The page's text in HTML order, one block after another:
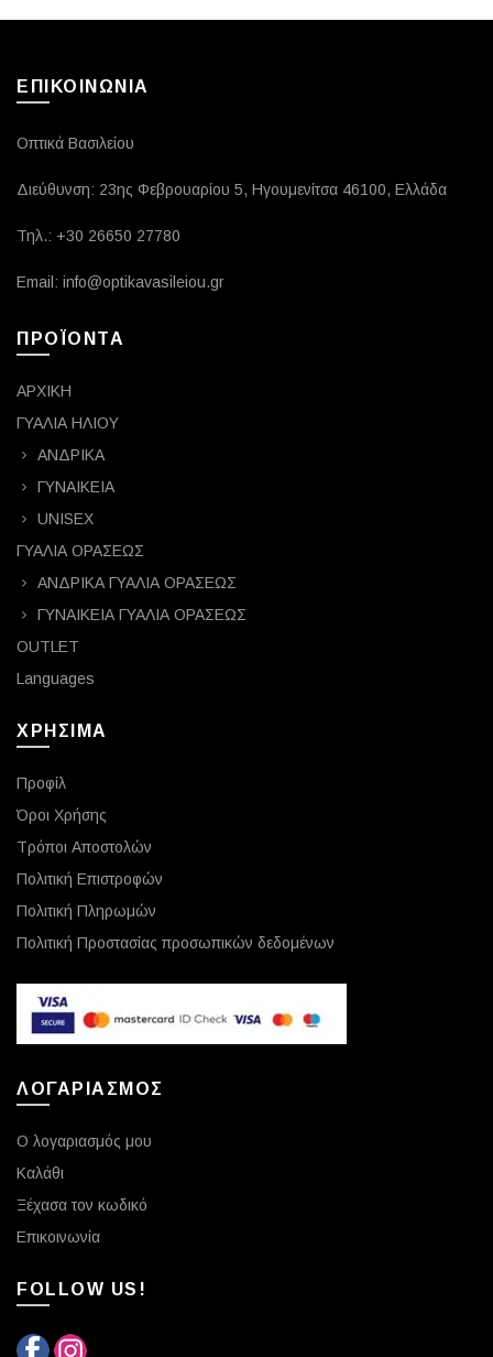
ΕΠΙΚΟΙΝΩΝΙΑ
Οπτικά Βασιλείου
Διεύθυνση: 23ης Φεβρουαρίου 5, Ηγουμενίτσα 46100, Ελλάδα
Τηλ.: +30 26650 27780
Email: info@optikavasileiou.gr
ΠΡΟΪΟΝΤΑ
ΑΡΧΙΚΗ
ΓΥΑΛΙΑ ΗΛΙΟΥ
ΑΝΔΡΙΚΑ
ΓΥΝΑΙΚΕΙΑ
UNISEX
ΓΥΑΛΙΑ ΟΡΑΣΕΩΣ
ΑΝΔΡΙΚΑ ΓΥΑΛΙΑ ΟΡΑΣΕΩΣ
ΓΥΝΑΙΚΕΙΑ ΓΥΑΛΙΑ ΟΡΑΣΕΩΣ
OUTLET
Languages
ΧΡΗΣΙΜΑ
Προφίλ
Όροι Χρήσης
Τρόποι Αποστολών
Πολιτική Επιστροφών
Πολιτική Πληρωμών
Πολιτική Προστασίας προσωπικών δεδομένων
ΛΟΓΑΡΙΑΣΜΟΣ
Ο λογαριασμός μου
Καλάθι
Ξέχασα τον κωδικό
Επικοινωνία
FOLLOW US!